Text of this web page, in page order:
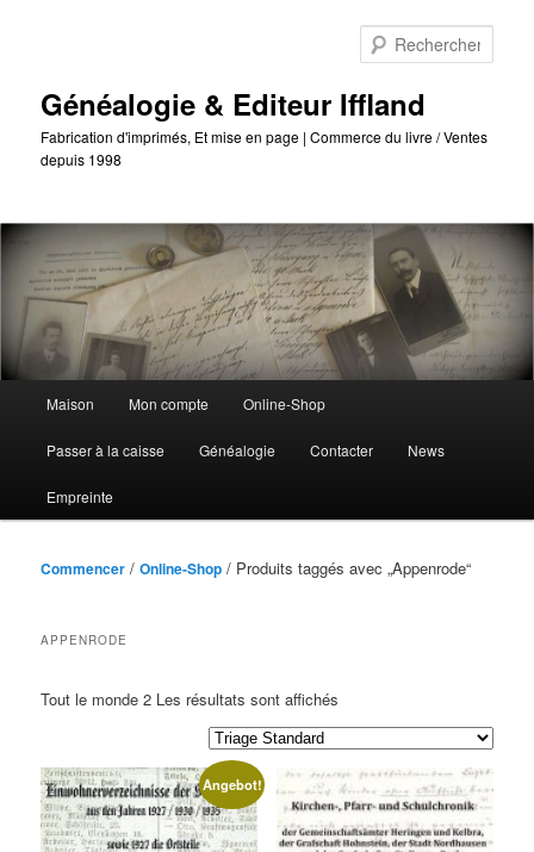
Généalogie & Editeur Iffland
Fabrication d'imprimés, Et mise en page | Commerce du livre / Ventes
depuis 1998
Maison Mon compte Online-Shop
Passer à la caisse Généalogie Contacter News
Empreinte
Commencer /Online-Shop / Produits taggés avec „Appenrode“
APPENRODE
Tout le monde 2 Les résultats sont affichés
Angebot!